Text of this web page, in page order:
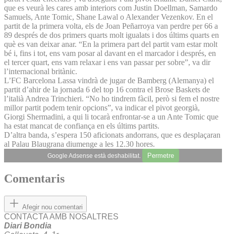
que es veurà les cares amb interiors com Justin Doellman, Samardo
Samuels, Ante Tomic, Shane Lawal o Alexander Vezenkov. En el
partit de la primera volta, els de Joan Peñarroya van perdre per 66 a
89 després de dos primers quarts molt igualats i dos últims quarts en
què es van deixar anar. “En la primera part del partit vam estar molt
bé i, fins i tot, ens vam posar al davant en el marcador i després, en
el tercer quart, ens vam relaxar i ens van passar per sobre”, va dir
l’internacional britànic.
L’FC Barcelona Lassa vindrà de jugar de Bamberg (Alemanya) el
partit d’ahir de la jornada 6 del top 16 contra el Brose Baskets de
l’italià Andrea Trinchieri. “No ho tindrem fàcil, però si fem el nostre
millor partit podem tenir opcions”, va indicar el pivot georgià,
Giorgi Shermadini, a qui li tocarà enfrontar-se a un Ante Tomic que
ha estat mancat de confiança en els últims partits.
D’altra banda, s’espera 150 aficionats andorrans, que es desplaçaran
al Palau Blaugrana diumenge a les 12.30 hores.
Google Adsense està deshabilitat. Permetre
Comentaris
Afegir nou comentari
CONTACTA AMB NOSALTRES
Diari Bondia